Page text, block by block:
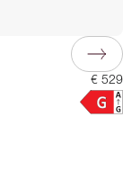
€ 529